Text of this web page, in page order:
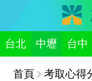
台北 中壢 台中
首頁 考取心得